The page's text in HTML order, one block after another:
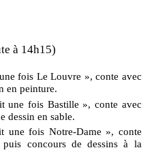
à 14h15)
fois Le Louvre », conte avec
en peinture.
une fois Bastille », conte avec
dessin en sable.
une fois Notre-Dame », conte
concours de dessins à la